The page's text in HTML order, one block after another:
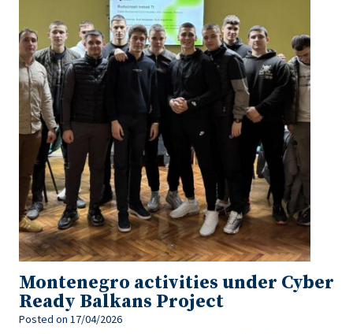
Montenegro activities under Cyber
Ready Balkans Project
Posted on 17/04/2026